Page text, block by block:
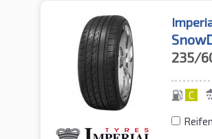
235/
C